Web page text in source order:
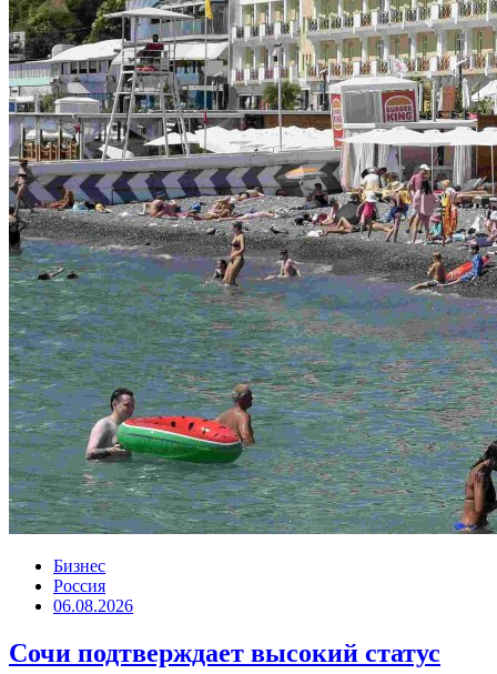
Бизнес
Россия
06.08.2026
Сочи подтверждает высокий статус